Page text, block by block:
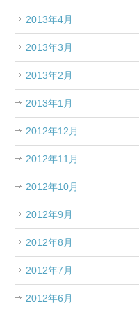
2013年4月
2013年3月
2013年2月
2013年1月
2012年12月
2012年11月
2012年10月
2012年9月
2012年8月
2012年7月
2012年6月